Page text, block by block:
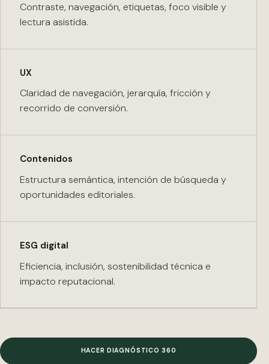
Contraste, navegación, etiquetas, foco visible y
lectura asistida.
UX
Claridad de navegación, jerarquía, fricción y
recorrido de conversión.
Contenidos
Estructura semántica, intención de búsqueda y
oportunidades editoriales.
ESG digital
Eficiencia, inclusión, sostenibilidad técnica e
impacto reputacional.
HACER DIAGNÓSTICO 360